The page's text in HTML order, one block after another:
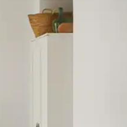
nahor a nadol alebo ich